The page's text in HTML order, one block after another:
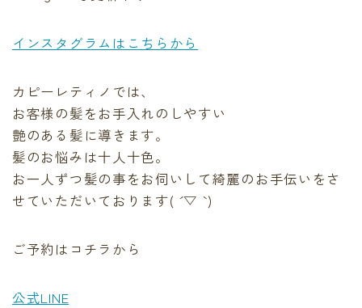
インスタグラムはこちらから
カピーレティノでは、
お客様の髪をお手入れのしやすい
艶のある髪に導きます。
髪のお悩みは十人十色。
お一人ずつ髪の事をお伺いして綺麗のお手伝いをさ
せていただいております( ´ ▽ ` )
ご予約はコチラから
公式LINE